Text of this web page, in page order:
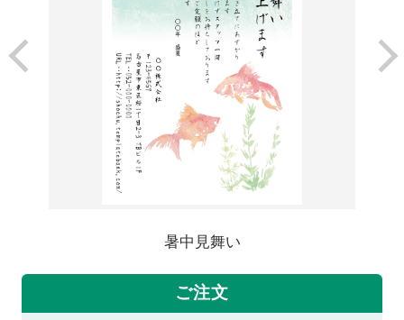
暑中見舞い
ご注文